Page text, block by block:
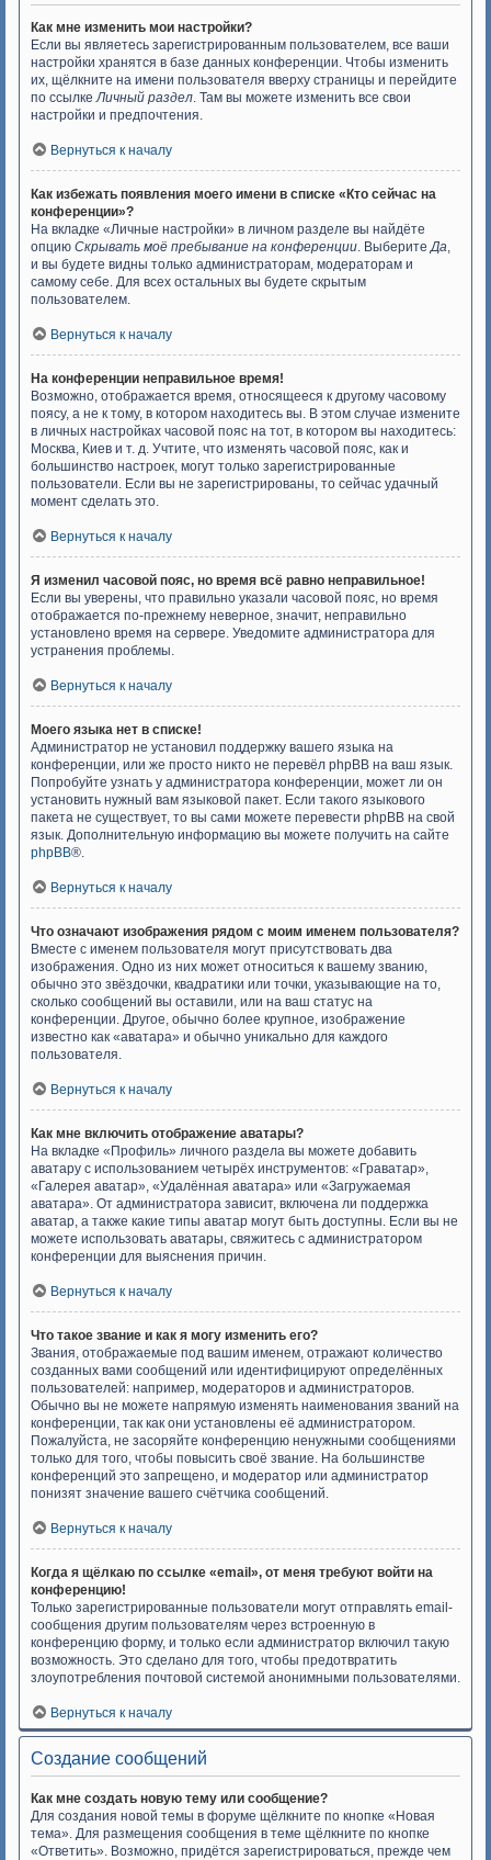
Как мне изменить мои настройки?
Если вы являетесь зарегистрированным пользователем, все ваши
настройки хранятся в базе данных конференции. Чтобы изменить
их, щёлкните на имени пользователя вверху страницы и перейдите
по ссылкеЛичный раздел. Там вы можете изменить все свои
настройки и предпочтения.
Вернуться к началу
Как избежать появления моего имени в списке «Кто сейчас на
конференции»?
На вкладке «Личные настройки» в личном разделе вы найдёте
опцию Скрывать моё пребывание на конференции. ВыберитеДа,
и вы будете видны только администраторам, модераторам и
самому себе. Для всех остальных вы будете скрытым
пользователем.
Вернуться к началу
На конференции неправильное время!
Возможно, отображается время, относящееся к другому часовому
поясу, а не к тому, в котором находитесь вы. В этом случае измените
в личных настройках часовой пояс на тот, в котором вы находитесь:
Москва, Киев и т. д. Учтите, что изменять часовой пояс, как и
большинство настроек, могут только зарегистрированные
пользователи. Если вы не зарегистрированы, то сейчас удачный
момент сделать это.
Вернуться к началу
Я изменил часовой пояс, но время всё равно неправильное!
Если вы уверены, что правильно указали часовой пояс, но время
отображается по-прежнему неверное, значит, неправильно
установлено время на сервере. Уведомите администратора для
устранения проблемы.
Вернуться к началу
Моего языка нет в списке!
Администратор не установил поддержку вашего языка на
конференции, или же просто никто не перевёл phpBB на ваш язык.
Попробуйте узнать у администратора конференции, может ли он
установить нужный вам языковой пакет. Если такого языкового
пакета не существует, то вы сами можете перевести phpBB на свой
язык. Дополнительную информацию вы можете получить на сайте
phpBB®.
Вернуться к началу
Что означают изображения рядом с моим именем пользователя?
Вместе с именем пользователя могут присутствовать два
изображения. Одно из них может относиться к вашему званию,
обычно это звёздочки, квадратики или точки, указывающие на то,
сколько сообщений вы оставили, или на ваш статус на
конференции. Другое, обычно более крупное, изображение
известно как «аватара» и обычно уникально для каждого
пользователя.
Вернуться к началу
Как мне включить отображение аватары?
На вкладке «Профиль» личного раздела вы можете добавить
аватару с использованием четырёх инструментов: «Граватар»,
«Галерея аватар», «Удалённая аватара» или «Загружаемая
аватара». От администратора зависит, включена ли поддержка
аватар, а также какие типы аватар могут быть доступны. Если вы не
можете использовать аватары, свяжитесь с администратором
конференции для выяснения причин.
Вернуться к началу
Что такое звание и как я могу изменить его?
Звания, отображаемые под вашим именем, отражают количество
созданных вами сообщений или идентифицируют определённых
пользователей: например, модераторов и администраторов.
Обычно вы не можете напрямую изменять наименования званий на
конференции, так как они установлены её администратором.
Пожалуйста, не засоряйте конференцию ненужными сообщениями
только для того, чтобы повысить своё звание. На большинстве
конференций это запрещено, и модератор или администратор
понизят значение вашего счётчика сообщений.
Вернуться к началу
Когда я щёлкаю по ссылке «email», от меня требуют войти на
конференцию!
Только зарегистрированные пользователи могут отправлять email-
сообщения другим пользователям через встроенную в
конференцию форму, и только если администратор включил такую
возможность. Это сделано для того, чтобы предотвратить
злоупотребления почтовой системой анонимными пользователями.
Вернуться к началу
Создание сообщений
Как мне создать новую тему или сообщение?
Для создания новой темы в форуме щёлкните по кнопке «Новая
тема». Для размещения сообщения в теме щёлкните по кнопке
«Ответить». Возможно, придётся зарегистрироваться, прежде чем